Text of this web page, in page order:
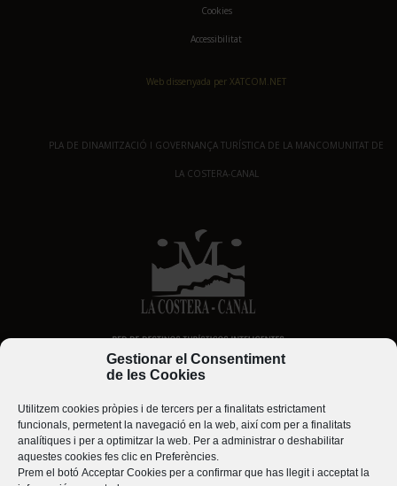
Gestionar el Consentiment
de les Cookies
Utilitzem cookies pròpies i de tercers per a finalitats estrictament
funcionals, permetent la navegació en la web, així com per a finalitats
analítiques i per a optimitzar la web. Per a administrar o deshabilitar
aquestes cookies fes clic en Preferències.
Prem el botó Acceptar Cookies per a confirmar que has llegit i acceptat la
Cookies
Accessibilitat
Web dissenyada per XATCOM.NET
PLA DE DINAMITZACIÓ I GOVERNANÇA TURÍSTICA DE LA MANCOMUNITAT DE
LA COSTERA-CANAL